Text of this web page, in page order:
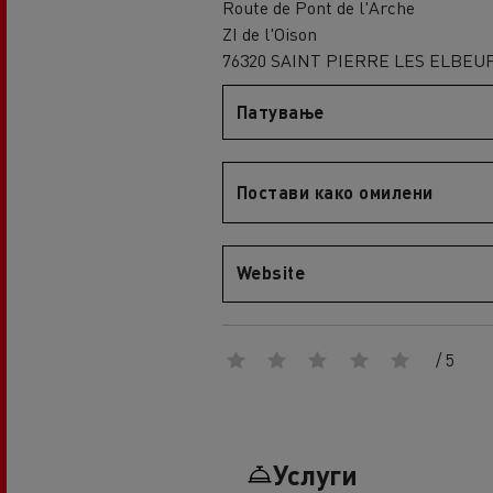
D Wide E-Tech
An engineer's dream
Design: the electric truck revolution
Route de Pont de l'Arche
ZI de l'Oison
76320 SAINT PIERRE LES
Патување
Постави како омилени
Website
/ 5
Услуги